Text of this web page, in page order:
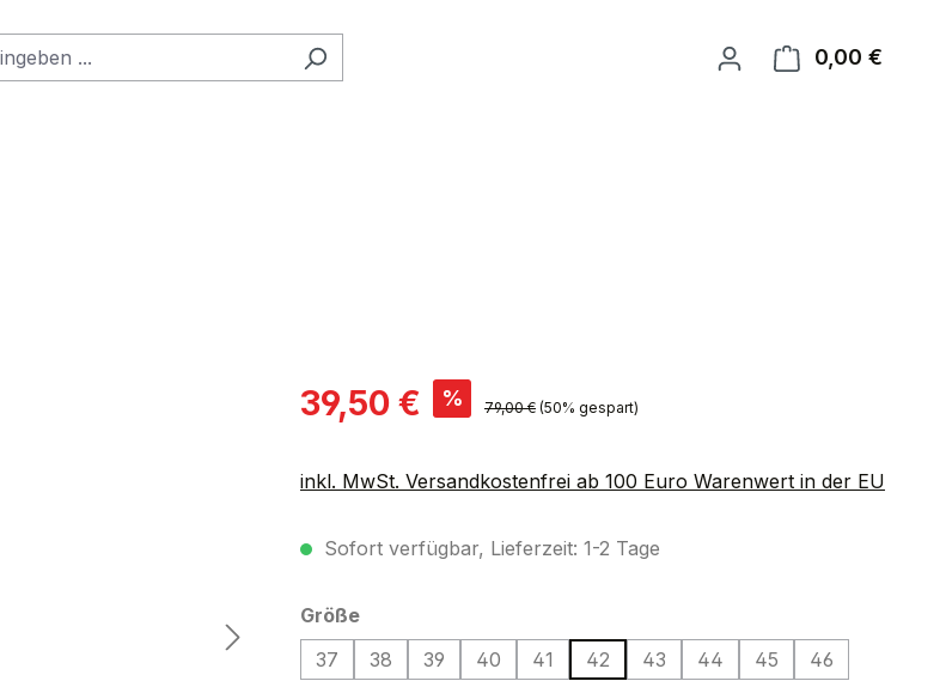
0,00 €
Verkaufspreis:
39,50 € % Regulärer Preis:
79,00 € (50% gespart)
inkl. MwSt. Versandkostenfrei ab 100 Euro Warenwert in der EU
Sofort verfügbar, Lieferzeit: 1-2 Tage
Größeauswählen
37
38 39 40 41 42 43 44 45 46